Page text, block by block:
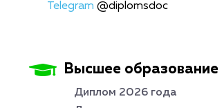
Telegram @diplomsdoc
Высшее образование
Диплом 2026 года